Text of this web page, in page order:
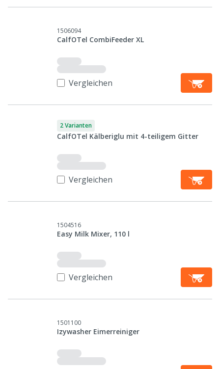
1506094
CalfOTel CombiFeeder XL
Vergleichen
2 Varianten
CalfOTel Kälberiglu mit 4-teiligem Gitter
Vergleichen
1504516
Easy Milk Mixer, 110 l
Vergleichen
1501100
Izywasher Eimerreiniger